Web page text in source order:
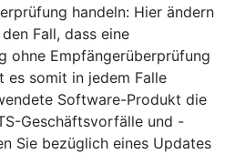
handeln: Hier ändern
Fall, dass eine
ohne Empfängerüberprüfung
es somit in jedem Falle
Software-Produkt die
Geschäftsvorfälle und -
Sie bezüglich eines Updates